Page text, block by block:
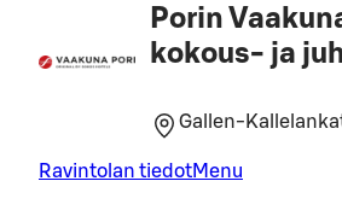
Porin
kokous- ja
Gallen-
Ravintolan tiedotMenu